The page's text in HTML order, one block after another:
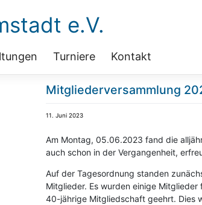
e.V.
Turniere Kontakt
Mitgliederversammlung
11. Juni 2023
Am Montag, 05.06.2023 fand die
auch schon in der Vergangenheit,
Auf der Tagesordnung standen
Mitglieder. Es wurden einige
40-jährige Mitgliedschaft geehrt. Dies